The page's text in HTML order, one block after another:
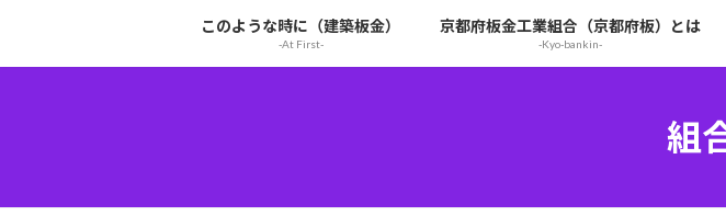
テ
ゲ
このような時に（建築板金）
-At First-
京都府板金工業組合（京都府板）とは
-Kyo-bankin-
組